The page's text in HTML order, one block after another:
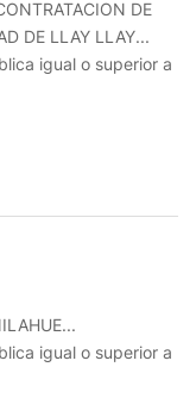
DE
DE LLAY LLAY...
igual o superior a
igual o superior a